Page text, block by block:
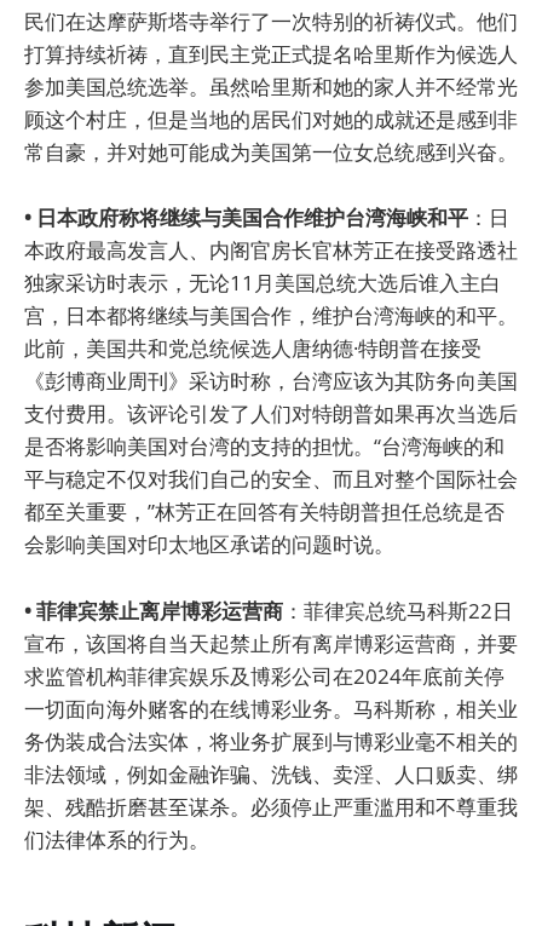
民们在达摩萨斯塔寺举行了一次特别的祈祷仪式。他们
打算持续祈祷，直到民主党正式提名哈里斯作为候选人
参加美国总统选举。虽然哈里斯和她的家人并不经常光
顾这个村庄，但是当地的居民们对她的成就还是感到非
常自豪，并对她可能成为美国第一位女总统感到兴奋。
• 日本政府称将继续与美国合作维护台湾海峡和平 ：日
本政府最高发言人、内阁官房长官林芳正在接受路透社
独家采访时表示，无论11月美国总统大选后谁入主白
宫，日本都将继续与美国合作，维护台湾海峡的和平。
此前，美国共和党总统候选人唐纳德·特朗普在接受
《彭博商业周刊》采访时称，台湾应该为其防务向美国
支付费用。该评论引发了人们对特朗普如果再次当选后
是否将影响美国对台湾的支持的担忧。“台湾海峡的和
平与稳定不仅对我们自己的安全、而且对整个国际社会
都至关重要，”林芳正在回答有关特朗普担任总统是否
会影响美国对印太地区承诺的问题时说。
• 菲律宾禁止离岸博彩运营商 ：菲律宾总统马科斯22日
宣布，该国将自当天起禁止所有离岸博彩运营商，并要
求监管机构菲律宾娱乐及博彩公司在2024年底前关停
一切面向海外赌客的在线博彩业务。马科斯称，相关业
务伪装成合法实体，将业务扩展到与博彩业毫不相关的
非法领域，例如金融诈骗、洗钱、卖淫、人口贩卖、绑
架、残酷折磨甚至谋杀。必须停止严重滥用和不尊重我
们法律体系的行为。